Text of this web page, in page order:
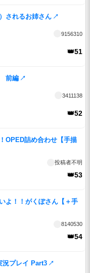
されるお姉さん ↗
9156310
👑51
前編 ↗
3411138
👑52
OPED詰め合わせ【手描
投稿者不明
👑53
よ！！がくぽさん【＋手
8140530
👑54
況プレイ Part3 ↗